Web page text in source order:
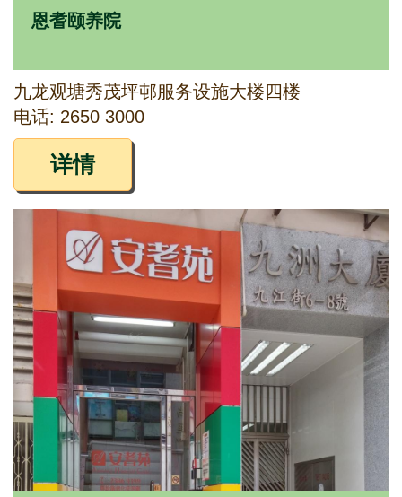
恩耆颐养院
九龙观塘秀茂坪邨服务设施大楼四楼
电话: 2650 3000
详情